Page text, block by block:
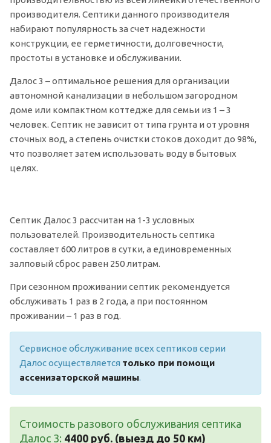
производителя. Септики данного производителя
набирают популярность за счет надежности
конструкции, ее герметичности, долговечности,
простоты в установке и обслуживании.
Далос 3 – оптимальное решения для организации
автономной канализации в небольшом загородном
доме или компактном коттедже для семьи из 1 – 3
человек. Септик не зависит от типа грунта и от уровня
сточных вод, а степень очистки стоков доходит до 98%,
что позволяет затем использовать воду в бытовых
целях.
Септик Далос 3 рассчитан на 1-3 условных
пользователей. Производительность септика
составляет 600 литров в сутки, а единовременных
залповый сброс равен 250 литрам.
При сезонном проживании септик рекомендуется
обслуживать 1 раз в 2 года, а при постоянном
проживании – 1 раз в год.
Сервисное обслуживание всех септиков серии
Далос осуществляется только при помощи
ассенизаторской машины.
Стоимость разового обслуживания септика
Далос 3: 4400 руб. (выезд до 50 км)